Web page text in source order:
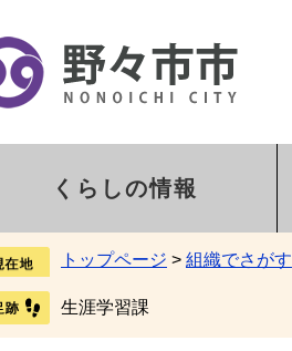
くらしの情報
トップページ > 組織でさがす
生涯学習課